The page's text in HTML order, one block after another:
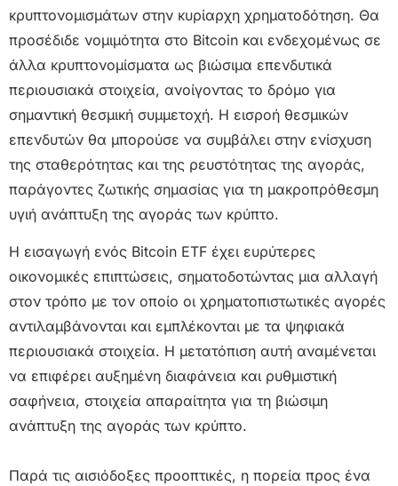
κρυπτονομισμάτων στην κυρίαρχη χρηματοδότηση. Θα
προσέδιδε νομιμότητα στο Bitcoin και ενδεχομένως σε
άλλα κρυπτονομίσματα ως βιώσιμα επενδυτικά
περιουσιακά στοιχεία, ανοίγοντας το δρόμο για
σημαντική θεσμική συμμετοχή. Η εισροή θεσμικών
επενδυτών θα μπορούσε να συμβάλει στην ενίσχυση
της σταθερότητας και της ρευστότητας της αγοράς,
παράγοντες ζωτικής σημασίας για τη μακροπρόθεσμη
υγιή ανάπτυξη της αγοράς των κρύπτο.
Η εισαγωγή ενός Bitcoin ETF έχει ευρύτερες
οικονομικές επιπτώσεις, σηματοδοτώντας μια αλλαγή
στον τρόπο με τον οποίο οι χρηματοπιστωτικές αγορές
αντιλαμβάνονται και εμπλέκονται με τα ψηφιακά
περιουσιακά στοιχεία. Η μετατόπιση αυτή αναμένεται
να επιφέρει αυξημένη διαφάνεια και ρυθμιστική
σαφήνεια, στοιχεία απαραίτητα για τη βιώσιμη
ανάπτυξη της αγοράς των κρύπτο.
Παρά τις αισιόδοξες προοπτικές, η πορεία προς ένα